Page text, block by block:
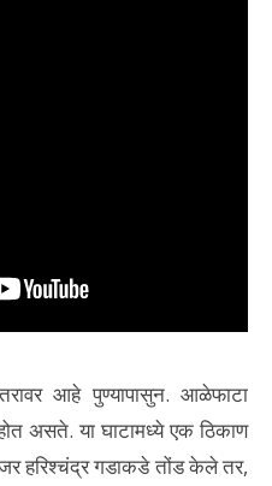
आहे पुण्यापासुन. आळेफाटा
असते. या घाटामध्ये एक ठिकाण
हरिश्चंद्र गडाकडे तोंड केले तर,